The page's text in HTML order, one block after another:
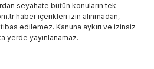
seyahate bütün konuların tek
haber içerikleri izin alınmadan,
edilemez. Kanuna aykırı ve izinsiz
yerde yayınlanamaz.